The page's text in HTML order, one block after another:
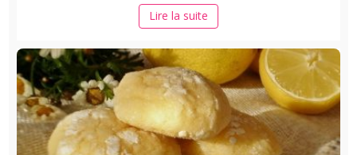
Lire la suite